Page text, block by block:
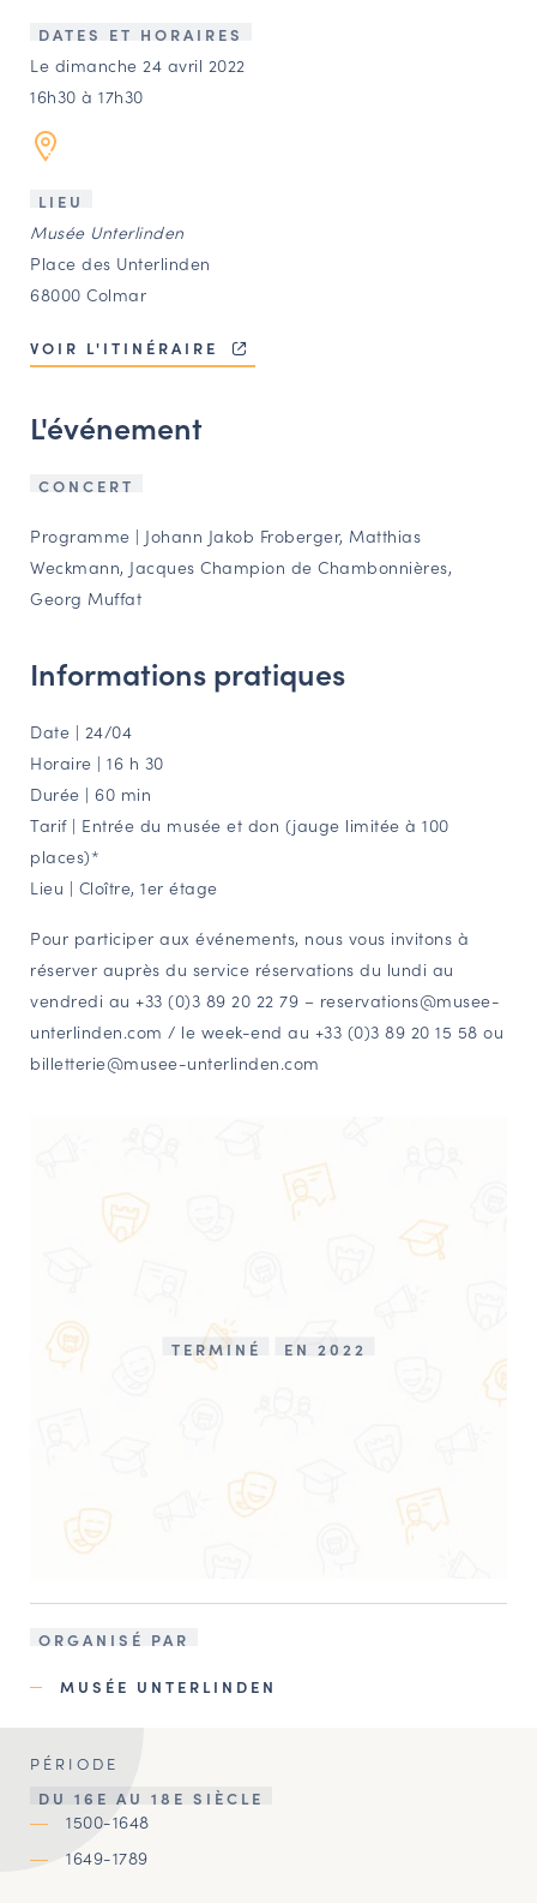
CONTACT
Agenda
Annuaire
Ressources
BOURSE D’ÉCHANGE
CARTES DES NAUDIN
Espace acteurs
NAVIGATION FILTRÉE « ACTEURS »
PORTAIL CULTURE
Service Inventaire et Patrimoines de la Région Grand Est
VOUS ÊTES…
Amateurs d’histoire et de patrimoine
Responsables de structures
Étudiants & chercheurs
DATES ET HORAIRES
Le dimanche 24 avril 2022
16h30 à 17h30
LIEU
Musée Unterlinden
Place des Unterlinden
68000 Colmar
VOIR L'ITINÉRAIRE
L'événement
CONCERT
Programme | Johann Jakob Froberger, Matthias
Weckmann, Jacques Champion de Chambonnières,
Georg Muffat
Informations pratiques
Date | 24/04
Horaire | 16 h 30
Durée | 60 min
Tarif | Entrée du musée et don (jauge limitée à 100
places)*
Lieu | Cloître, 1er étage
Pour participer aux événements, nous vous invitons à
réserver auprès du service réservations du lundi au
vendredi au +33 (0)3 89 20 22 79 – reservations@musee-
unterlinden.com / le week-end au +33 (0)3 89 20 15 58 ou
billetterie@musee-unterlinden.com
TERMINÉ EN 2022
ORGANISÉ PAR
MUSÉE UNTERLINDEN
PÉRIODE
DU 16E AU 18E SIÈCLE
1500-1648
1649-1789